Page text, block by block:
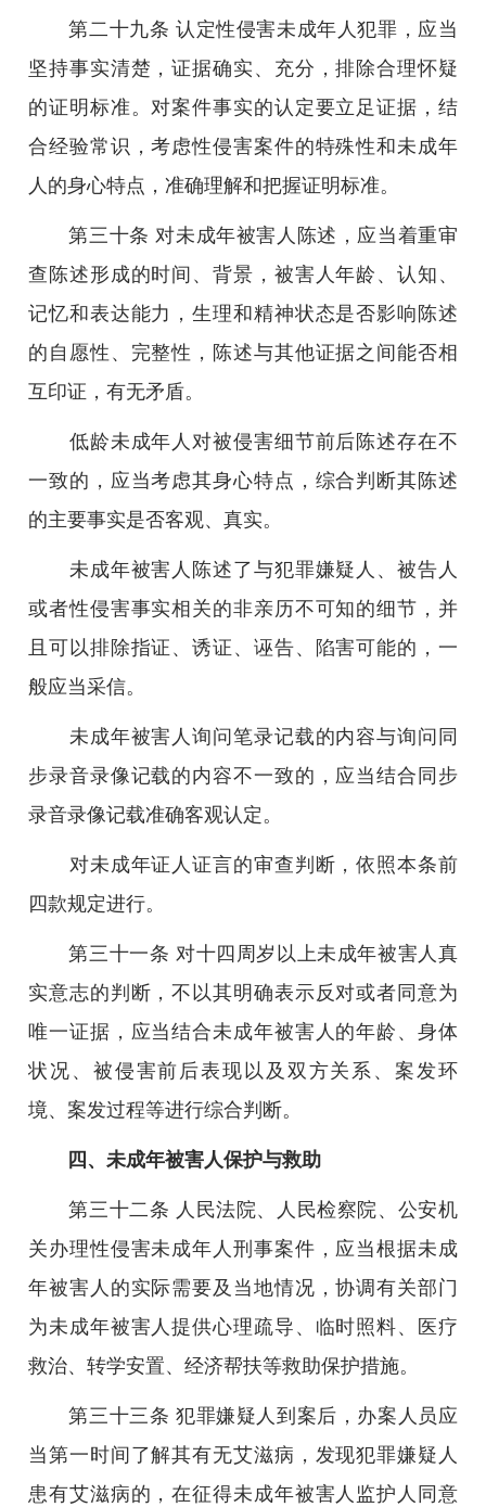
第二十九条 认定性侵害未成年人犯罪，应当
坚持事实清楚，证据确实、充分，排除合理怀疑
的证明标准。对案件事实的认定要立足证据，结
合经验常识，考虑性侵害案件的特殊性和未成年
人的身心特点，准确理解和把握证明标准。
第三十条 对未成年被害人陈述，应当着重审
查陈述形成的时间、背景，被害人年龄、认知、
记忆和表达能力，生理和精神状态是否影响陈述
的自愿性、完整性，陈述与其他证据之间能否相
互印证，有无矛盾。
低龄未成年人对被侵害细节前后陈述存在不
一致的，应当考虑其身心特点，综合判断其陈述
的主要事实是否客观、真实。
未成年被害人陈述了与犯罪嫌疑人、被告人
或者性侵害事实相关的非亲历不可知的细节，并
且可以排除指证、诱证、诬告、陷害可能的，一
般应当采信。
未成年被害人询问笔录记载的内容与询问同
步录音录像记载的内容不一致的，应当结合同步
录音录像记载准确客观认定。
对未成年证人证言的审查判断，依照本条前
四款规定进行。
第三十一条 对十四周岁以上未成年被害人真
实意志的判断，不以其明确表示反对或者同意为
唯一证据，应当结合未成年被害人的年龄、身体
状况、被侵害前后表现以及双方关系、案发环
境、案发过程等进行综合判断。
四、未成年被害人保护与救助
第三十二条 人民法院、人民检察院、公安机
关办理性侵害未成年人刑事案件，应当根据未成
年被害人的实际需要及当地情况，协调有关部门
为未成年被害人提供心理疏导、临时照料、医疗
救治、转学安置、经济帮扶等救助保护措施。
第三十三条 犯罪嫌疑人到案后，办案人员应
当第一时间了解其有无艾滋病，发现犯罪嫌疑人
患有艾滋病的，在征得未成年被害人监护人同意